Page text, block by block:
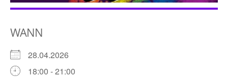
WANN
28.04.2026
18:00 - 21:00